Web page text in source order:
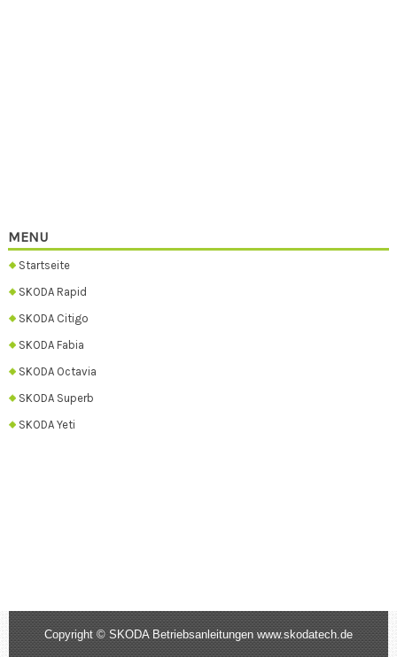
MENU
Startseite
SKODA Rapid
SKODA Citigo
SKODA Fabia
SKODA Octavia
SKODA Superb
SKODA Yeti
Copyright © SKODA Betriebsanleitungen www.skodatech.de